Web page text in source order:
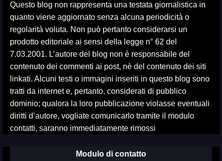
Questo blog non rappresenta una testata giornalistica in
quanto viene aggiornato senza alcuna periodicità o
regolarità voluta. Non può pertanto considerarsi un
prodotto editoriale ai sensi della legge n° 62 del
7.03.2001. L’autore del blog non è responsabile del
contenuto dei commenti ai post, nè del contenuto dei siti
linkati. Alcuni testi o immagini inseriti in questo blog sono
tratti da internet e, pertanto, considerati di pubblico
dominio; qualora la loro pubblicazione violasse eventuali
diritti d’autore, vogliate comunicarlo tramite il modulo
contatti, saranno immediatamente rimossi
Modulo di contatto